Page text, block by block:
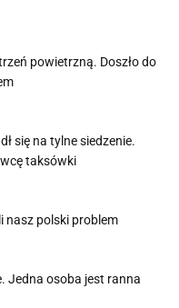
powietrzną. Doszło do
się na tylne siedzenie.
taksówki
nasz polski problem
Jedna osoba jest ranna